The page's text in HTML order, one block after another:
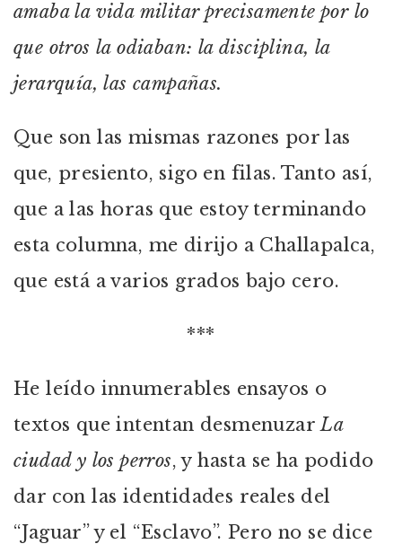
amaba la vida militar precisamente por lo
que otros la odiaban: la disciplina, la
jerarquía, las campañas.
Que son las mismas razones por las
que, presiento, sigo en filas. Tanto así,
que a las horas que estoy terminando
esta columna, me dirijo a Challapalca,
que está a varios grados bajo cero.
***
He leído innumerables ensayos o
textos que intentan desmenuzarLa
ciudad y los perros, y hasta se ha podido
dar con las identidades reales del
“Jaguar” y el “Esclavo”. Pero no se dice